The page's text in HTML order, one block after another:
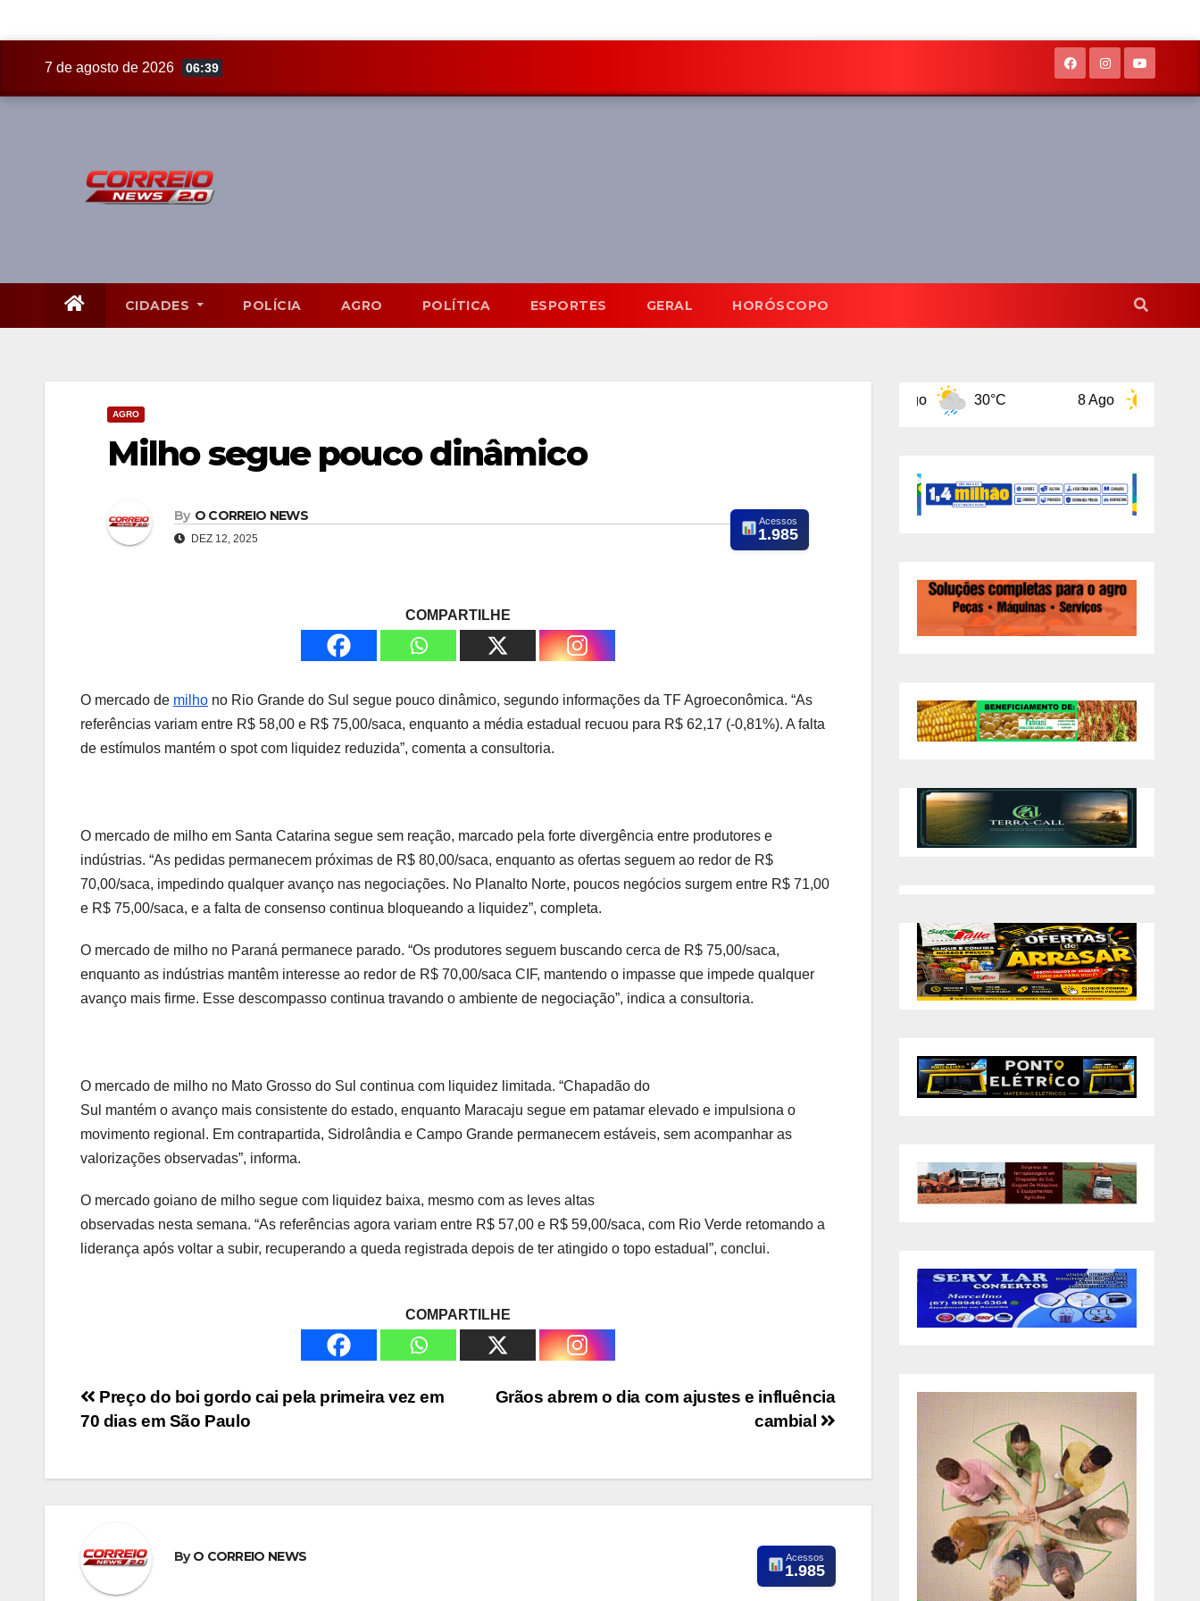
7 de agosto de 2026 06:39
CIDADES POLÍCIA AGRO POLÍTICA ESPORTES GERAL HORÓSCOPO
AGRO
Milho segue pouco dinâmico
By O CORREIO NEWS
DEZ 12, 2025
Acessos
1.985
COMPARTILHE
O mercado de milho no Rio Grande do Sul segue pouco dinâmico, segundo informações da TF Agroeconômica. “As
referências variam entre R$ 58,00 e R$ 75,00/saca, enquanto a média estadual recuou para R$ 62,17 (-0,81%). A falta
de estímulos mantém o spot com liquidez reduzida”, comenta a consultoria.
O mercado de milho em Santa Catarina segue sem reação, marcado pela forte divergência entre produtores e
indústrias. “As pedidas permanecem próximas de R$ 80,00/saca, enquanto as ofertas seguem ao redor de R$
70,00/saca, impedindo qualquer avanço nas negociações. No Planalto Norte, poucos negócios surgem entre R$ 71,00
e R$ 75,00/saca, e a falta de consenso continua bloqueando a liquidez”, completa.
O mercado de milho no Paraná permanece parado. “Os produtores seguem buscando cerca de R$ 75,00/saca,
enquanto as indústrias mantêm interesse ao redor de R$ 70,00/saca CIF, mantendo o impasse que impede qualquer
avanço mais firme. Esse descompasso continua travando o ambiente de negociação”, indica a consultoria.
O mercado de milho no Mato Grosso do Sul continua com liquidez limitada. “Chapadão do
Sul mantém o avanço mais consistente do estado, enquanto Maracaju segue em patamar elevado e impulsiona o
movimento regional. Em contrapartida, Sidrolândia e Campo Grande permanecem estáveis, sem acompanhar as
valorizações observadas”, informa.
O mercado goiano de milho segue com liquidez baixa, mesmo com as leves altas
observadas nesta semana. “As referências agora variam entre R$ 57,00 e R$ 59,00/saca, com Rio Verde retomando a
liderança após voltar a subir, recuperando a queda registrada depois de ter atingido o topo estadual”, conclui.
COMPARTILHE
Navegação
Post
Grãos abrem o dia com ajustes e influência
cambial
Preço do boi gordo cai pela primeira vez em
70 dias em São Paulo
ByO CORREIO NEWS Acessos
1.985
30°C 32°C